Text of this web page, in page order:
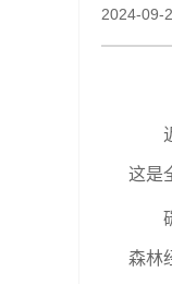
2024-09-
近
这是
碳
森林